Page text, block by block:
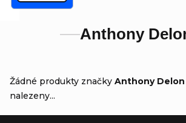
Anthony
Žádné produkty značky Anthony Delon
nalezeny...